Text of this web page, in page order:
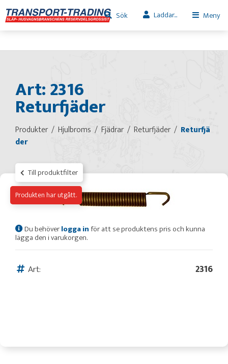
Sök Laddar... Meny
Art: 2316
Returfjäder
Produkter Hjulbroms Fjädrar Returfjäder
Returfjä
der
Till produktfilter
Produkten har utgått.
Du behöverlogga inför att se produktens pris och kunna
lägga den i varukorgen.
Art: 2316